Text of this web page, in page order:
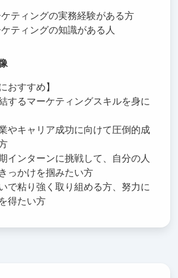
ケティングの実務経験がある方
ケティングの知識がある人
おすすめ】
するマーケティングスキルを身に
やキャリア成功に向けて圧倒的成
インターンに挑戦して、自分の人
っかけを掴みたい方
で粘り強く取り組める方、努力に
得たい方